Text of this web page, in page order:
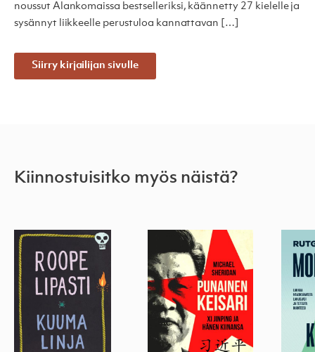
noussut Alankomaissa bestselleriksi, käännetty 27 kielelle ja
sysännyt liikkeelle perustuloa kannattavan […]
Siirry kirjailijan sivulle
Kiinnostuisitko myös näistä?
Kuuma linja Punainen keisari